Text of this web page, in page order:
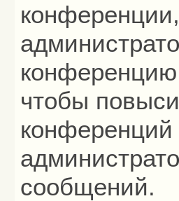
чтобы
сообщений.